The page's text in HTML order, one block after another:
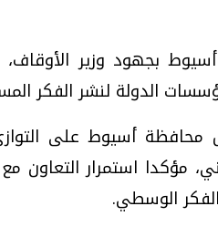
بجهود وزير
الدولة لنشر الفكر
أسيوط على
مؤكدا استمرار التعاون
الوسطي.